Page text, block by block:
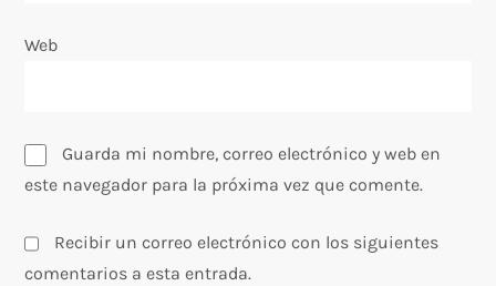
d
s
Web
Guarda mi nombre, correo electrónico y web en
este navegador para la próxima vez que comente.
Recibir un correo electrónico con los siguientes
comentarios a esta entrada.